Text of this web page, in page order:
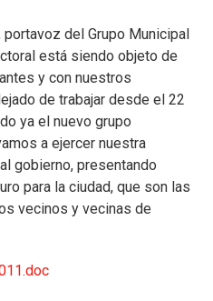
portavoz del Grupo Municipal
está siendo objeto de
y con nuestros
de trabajar desde el 22
ya el nuevo grupo
a ejercer nuestra
gobierno, presentando
para la ciudad, que son las
vecinos y vecinas de